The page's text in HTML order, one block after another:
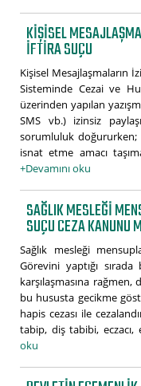
KIŞISEL
İFTIRA SUÇU
Kişisel Mesajlaşmaların
Sisteminde Cezai ve
üzerinden yapılan
SMS vb.) izinsiz
sorumluluk doğururken;
isnat etme amacı
+Devamını oku
SAĞLIK MESLEĞI
SUÇU CEZA KANUNU
Sağlık mesleği
Görevini yaptığı
karşılaşmasına
bu hususta gecikme
hapis cezası ile
tabip, diş tabibi, eczacı,
oku